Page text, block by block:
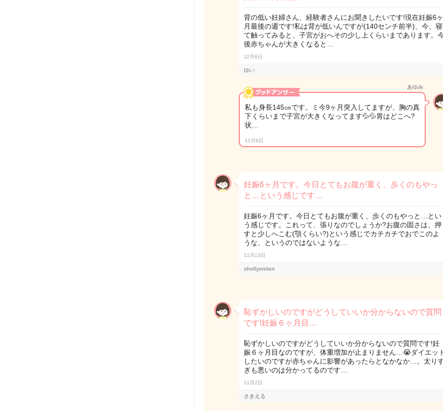
背の低い妊婦さん、経験者さんにお聞きしたいです!現在妊娠6ヶ
月最後の週です!私は背が低いんですが(140センチ前半)、今、寝
て触ってみると、子宮がおへその少し上くらいまであります。
後赤ちゃんが大きくなると…
12月6日
ゆい
あゆみ
私も身長145㎝です。ミ今9ヶ月突入してますが、胸の真
下くらいまで子宮が大きくなってます💦💦胃はどこへ?
状…
12月6日
妊娠6ヶ月です。今日とてもお腹が重く、歩くのもやっ
と…という感じです…
妊娠6ヶ月です。今日とてもお腹が重く、歩くのもやっと…とい
う感じです。これって、張りなのでしょうか?お腹の固さは、押
すと少しへこむ(顎くらい?)という感じでカチカチでおでこのよ
うな、というのではないような…
11月13日
shellyemlen
恥ずかしいのですがどうしていいか分からないので質問
です!妊娠６ヶ月目…
恥ずかしいのですがどうしていいか分からないので質問です!妊
娠６ヶ月目なのですが、体重増加が止まりません…😭ダイエッ
したいのですが赤ちゃんに影響があったらとなかなか…。太り
ぎも悪いのは分かってるのです…
11月2日
さきえる